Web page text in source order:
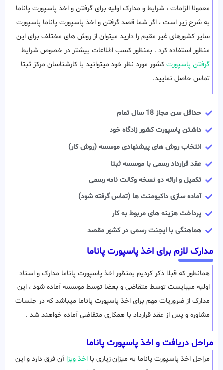
معمولا الزامات ، شرایط و مدارک اولیه برای گرفتن و اخذ پاسپورت پاناما
به شرح زیر است ، اگر شما قصد گرفتن و اخذ پاسپورت پاناما پاسپورت
سایر کشورهای غیر مقیم را دارید میتوان از روش های مختلف برای این
منظور استفاده کرد . بمنظور کسب اطلاعات بیشتر در خصوص شرایط
گرفتن پاسپورت کشور مورد نظر خود میتوانید با کارشناسان مرکز ثبتا
تماس حاصل نمایید.
حداقل سن مجاز 18 سال تمام
داشتن پاسپورت کشور زادگاه خود
انتخاب روش های پیشنهادی موسسه (روش کار)
عقد قرارداد رسمی با موسسه ثبتا
تکمیل و ارائه دو نسخه وکالت نامه رسمی
آماده سازی داکیومنت ها (تماس گرفته شود)
پرداخت هزینه های مربوط به کار
هماهنگی با ایجنت رسمی در کشور مقصد
مدارک لازم برای اخذ پاسپورت پاناما
همانطور که قبلا ذکر کردیم بمنظور اخذ پاسپورت پاناما مدارک و اسناد
اولیه میبایست توسط متقاضی و بعضا توسط موسسه آماده شود ، این
مدارک از ضروریات مهم برای اخذ پاسپورت پاناما میباشد که در جلسات
مشاوره و پس از عقد قرارداد با همکاری متقاضی آماده خواهند شد .
مراحل دریافت و اخذ پاسپورت پاناما
مراحل اخذ پاسپورت پاناما به میزان زیاری با اخذ ویزا آن فرق دارد و این